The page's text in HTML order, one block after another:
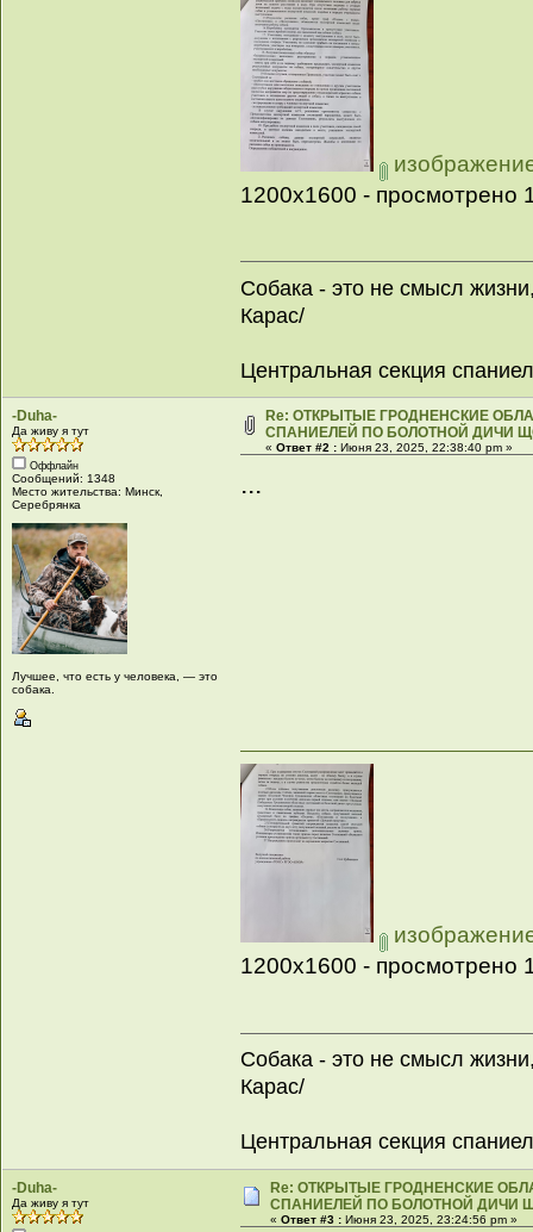
1200x1600 - просмотрено
Собака - это не смысл
Карас/
Центральная секция
-Duha-
Да живу я тут
Оффлайн
Сообщений: 1348
Место жительства: Минск,
Серебрянка
Лучшее, что есть у человека, — это
собака.
Re: ОТКРЫТЫЕ ГРОДНЕНСКИЕ
СПАНИЕЛЕЙ ПО БОЛОТНОЙ ДИЧИ
«Ответ #2 : Июня 23, 2025, 22:38:40 pm »
...
1200x1600 - просмотрено
Собака - это не смысл
Карас/
Центральная секция
-Duha-
Да живу я тут
Re: ОТКРЫТЫЕ ГРОДНЕНСКИЕ
СПАНИЕЛЕЙ ПО БОЛОТНОЙ ДИЧИ
«Ответ #3 : Июня 23, 2025, 23:24:56 pm »